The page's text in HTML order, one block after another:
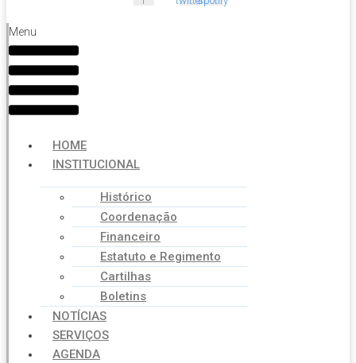
Menu
HOME
INSTITUCIONAL
Histórico
Coordenação
Financeiro
Estatuto e Regimento
Cartilhas
Boletins
NOTÍCIAS
SERVIÇOS
AGENDA